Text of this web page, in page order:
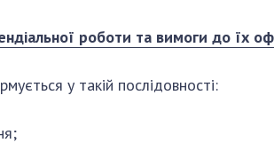
роботи та вимоги до їх
у такій послідовності: